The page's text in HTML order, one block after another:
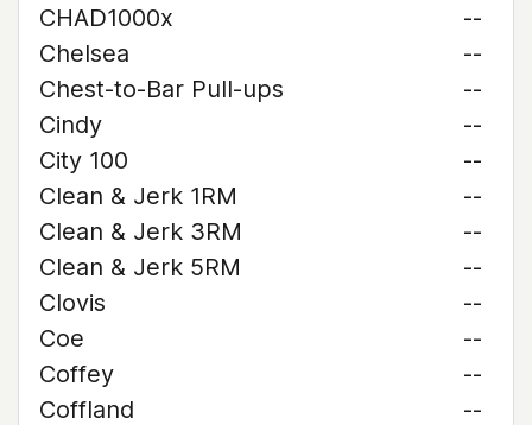
CHAD1000x
--
Chelsea
--
Chest-to-Bar Pull-ups
--
Cindy
--
City 100
--
Clean & Jerk 1RM
--
Clean & Jerk 3RM
--
Clean & Jerk 5RM
--
Clovis
--
Coe
--
Coffey
--
Coffland
--